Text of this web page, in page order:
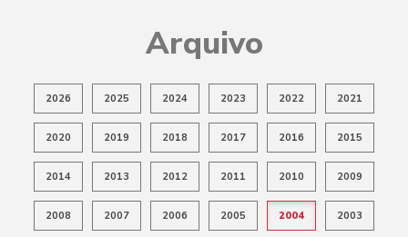
Arquivo
2026 2025 2024 2023 2022 2021
2020 2019 2018 2017 2016 2015
2014 2013 2012 2011 2010 2009
2008 2007 2006 2005 2004 2003